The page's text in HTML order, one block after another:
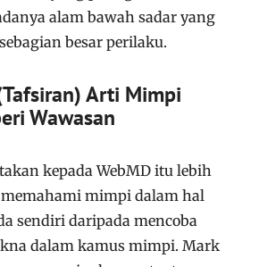
alam bawah sadar yang
besar perilaku.
Arti Mimpi
Wawasan
kepada WebMD itu lebih
mimpi dalam hal
sendiri daripada mencoba
dalam kamus mimpi. Mark